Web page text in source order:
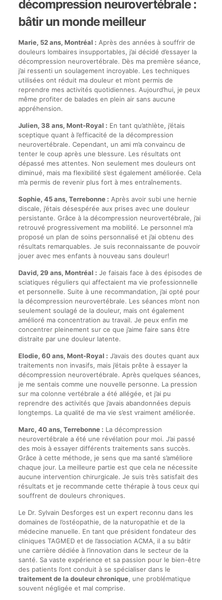
décompression neurovertébrale :
bâtir un monde meilleur
Marie, 52 ans, Montréal : Après des années à souffrir de
douleurs lombaires insupportables, j’ai décidé d’essayer la
décompression neurovertébrale. Dès ma première séance,
j’ai ressenti un soulagement incroyable. Les techniques
utilisées ont réduit ma douleur et m’ont permis de
reprendre mes activités quotidiennes. Aujourd’hui, je peux
même profiter de balades en plein air sans aucune
appréhension.
Julien, 38 ans, Mont-Royal : En tant qu’athlète, j’étais
sceptique quant à l’efficacité de la décompression
neurovertébrale. Cependant, un ami m’a convaincu de
tenter le coup après une blessure. Les résultats ont
dépassé mes attentes. Non seulement mes douleurs ont
diminué, mais ma flexibilité s’est également améliorée. Cela
m’a permis de revenir plus fort à mes entraînements.
Sophie, 45 ans, Terrebonne : Après avoir subi une hernie
discale, j’étais désespérée aux prises avec une douleur
persistante. Grâce à la décompression neurovertébrale, j’ai
retrouvé progressivement ma mobilité. Le personnel m’a
proposé un plan de soins personnalisé et j’ai obtenu des
résultats remarquables. Je suis reconnaissante de pouvoir
jouer avec mes enfants à nouveau sans douleur!
David, 29 ans, Montréal : Je faisais face à des épisodes de
sciatiques réguliers qui affectaient ma vie professionnelle
et personnelle. Suite à une recommandation, j’ai opté pour
la décompression neurovertébrale. Les séances m’ont non
seulement soulagé de la douleur, mais ont également
amélioré ma concentration au travail. Je peux enfin me
concentrer pleinement sur ce que j’aime faire sans être
distraite par une douleur latente.
Elodie, 60 ans, Mont-Royal : J’avais des doutes quant aux
traitements non invasifs, mais j’étais prête à essayer la
décompression neurovertébrale. Après quelques séances,
je me sentais comme une nouvelle personne. La pression
sur ma colonne vertébrale a été allégée, et j’ai pu
reprendre des activités que j’avais abandonnées depuis
longtemps. La qualité de ma vie s’est vraiment améliorée.
Marc, 40 ans, Terrebonne : La décompression
neurovertébrale a été une révélation pour moi. J’ai passé
des mois à essayer différents traitements sans succès.
Grâce à cette méthode, je sens que ma santé s’améliore
chaque jour. La meilleure partie est que cela ne nécessite
aucune intervention chirurgicale. Je suis très satisfait des
résultats et je recommande cette thérapie à tous ceux qui
souffrent de douleurs chroniques.
Le Dr. Sylvain Desforges est un expert reconnu dans les
domaines de l’ostéopathie, de la naturopathie et de la
médecine manuelle. En tant que président fondateur des
cliniques TAGMED et de l’association ACMA, il a su bâtir
une carrière dédiée à l’innovation dans le secteur de la
santé. Sa vaste expérience et sa passion pour le bien-être
des patients l’ont conduit à se spécialiser dans le
traitement de la douleur chronique, une problématique
souvent négligée et mal comprise.